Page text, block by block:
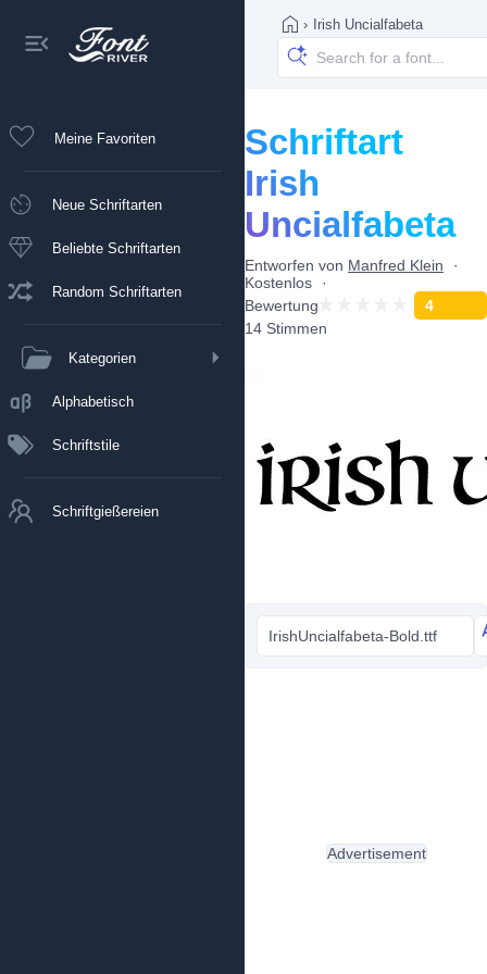
Meine Favoriten
Neue Schriftarten
Beliebte Schriftarten
Random Schriftarten
Kategorien
Alphabetisch
Schriftstile
Schriftgießereien
› Irish Uncialfabeta
Schriftart
Irish
Uncialfabeta
Entworfen von Manfred Klein
Kostenlos
Bewertung
4
14 Stimmen
IrishUncialfabeta-Bold.ttf
Advertisement